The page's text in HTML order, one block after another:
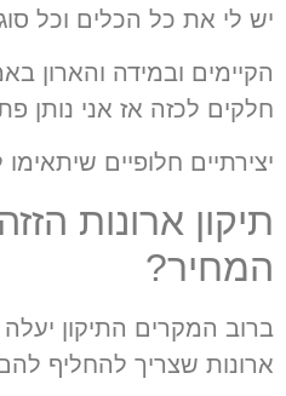
יש לי את כל הכלים וכל
הקיימים ובמידה והארון
חלקים לכזה אז אני נותן
יצירתיים חלופיים
תיקון ארונות
המחיר?
ארונות שצריך להחליף